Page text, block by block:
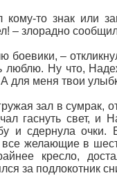
то знак или
– злорадно
боевики, –
люблю. Ну что,
для меня твои
зал в сумрак,
гаснуть свет, и
и сдернула очки.
все желающие в
кресло,
за подлокотник